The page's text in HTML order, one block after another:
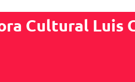
Cultural Luis